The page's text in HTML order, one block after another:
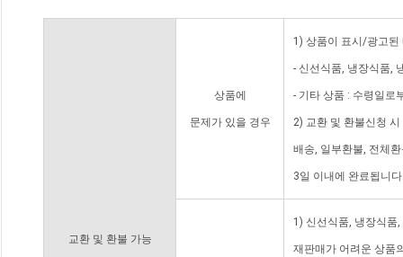
교환 및 환불 가능
상품에
문제가 있을 경우
1) 상품이 표시/광고된
- 신선식품, 냉장식품,
- 기타 상품 : 수령일로
2) 교환 및 환불신청
배송, 일부환불, 전체
3일 이내에 완료됩니
1) 신선식품, 냉장식품
재판매가 어려운 상품